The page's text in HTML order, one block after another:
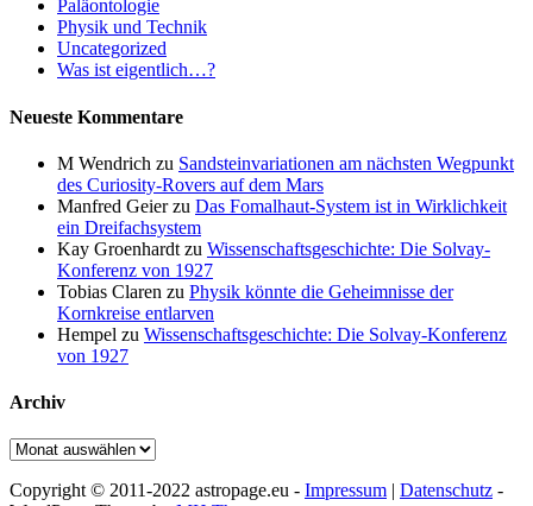
Paläontologie
Physik und Technik
Uncategorized
Was ist eigentlich…?
Neueste Kommentare
M Wendrich zu Sandsteinvariationen am nächsten Wegpunkt
des Curiosity-Rovers auf dem Mars
Manfred Geierzu Das Fomalhaut-System ist in Wirklichkeit
ein Dreifachsystem
Kay Groenhardt zu Wissenschaftsgeschichte: Die Solvay-
Konferenz von 1927
Tobias Claren zu Physik könnte die Geheimnisse der
Kornkreise entlarven
Hempel zu Wissenschaftsgeschichte: Die Solvay-Konferenz
von 1927
Archiv
Archiv
Copyright © 2011-2022 astropage.eu - Impressum | Datenschutz -